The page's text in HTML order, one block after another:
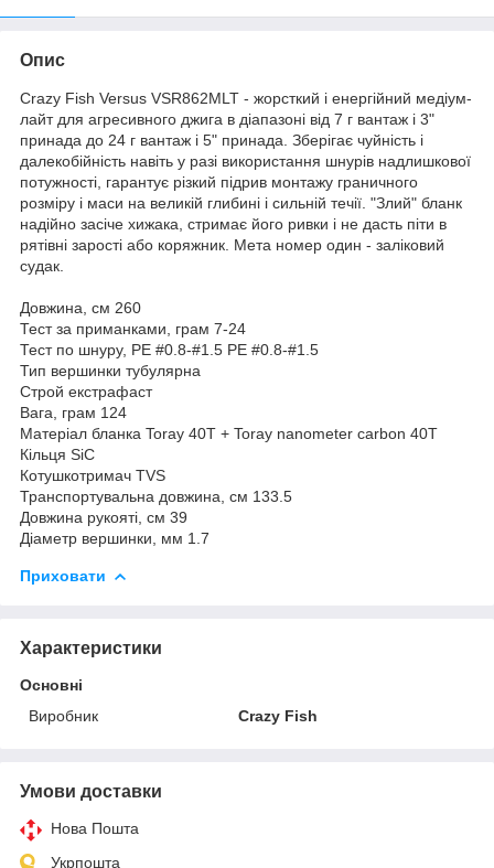
Опис
Crazy Fish Versus VSR862MLT - жорсткий і енергійний медіум-
лайт для агресивного джига в діапазоні від 7 г вантаж і 3"
принада до 24 г вантаж і 5" принада. Зберігає чуйність і
далекобійність навіть у разі використання шнурів надлишкової
потужності, гарантує різкий підрив монтажу граничного
розміру і маси на великій глибині і сильній течії. "Злий" бланк
надійно засіче хижака, стримає його ривки і не дасть піти в
рятівні зарості або коряжник. Мета номер один - заліковий
судак.
Довжина, см 260
Тест за приманками, грам 7-24
Тест по шнуру, РЕ #0.8-#1.5 РЕ #0.8-#1.5
Тип вершинки тубулярна
Строй екстрафаст
Вага, грам 124
Матеріал бланка Toray 40T + Toray nanometer carbon 40T
Кільця SiC
Котушкотримач TVS
Транспортувальна довжина, см 133.5
Довжина рукояті, см 39
Діаметр вершинки, мм 1.7
Приховати
Характеристики
Основні
Виробник
Crazy Fish
Умови доставки
Нова Пошта
Укрпошта